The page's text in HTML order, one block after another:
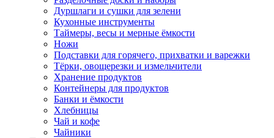
Дуршлаги и сушки для зелени
Кухонные инструменты
Таймеры, весы и мерные ёмкости
Ножи
Подставки для горячего, прихватки и варежки
Тёрки, овощерезки и измельчители
Хранение продуктов
Контейнеры для продуктов
Банки и ёмкости
Хлебницы
Чай и кофе
Чайники